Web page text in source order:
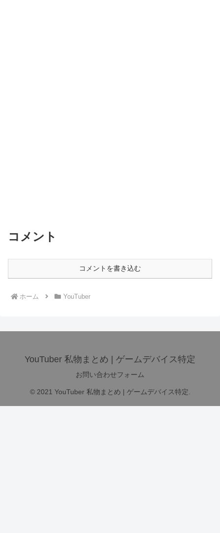
コメント
コメントを書き込む
ホーム YouTuber
YouTuber 私物まとめ | ゲームデバイス特定
お問い合わせフォーム
© 2021 YouTuber 私物まとめ | ゲームデバイス特定.